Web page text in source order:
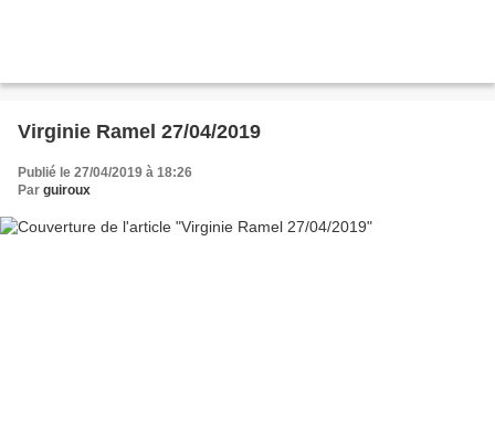
Virginie Ramel 27/04/2019
Publié le 27/04/2019 à 18:26
Par guiroux